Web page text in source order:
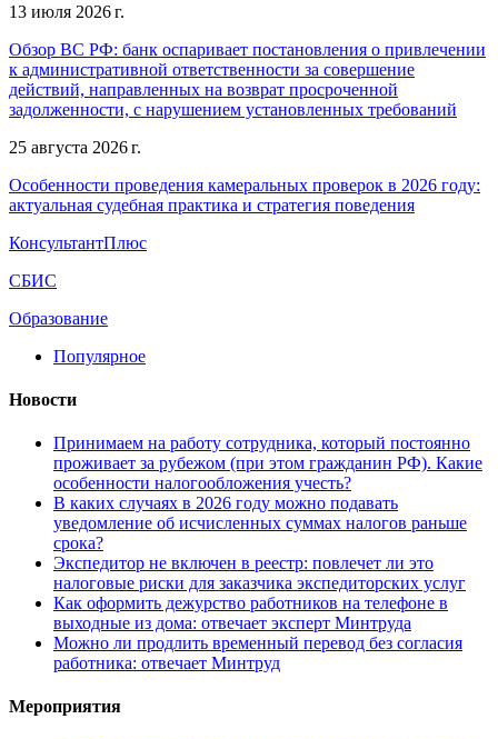
13 июля 2026 г.
Обзор ВС РФ: банк оспаривает постановления о привлечении
к административной ответственности за совершение
действий, направленных на возврат просроченной
задолженности, с нарушением установленных требований
25 августа 2026 г.
Особенности проведения камеральных проверок в 2026 году:
актуальная судебная практика и стратегия поведения
КонсультантПлюс
СБИС
Образование
Популярное
Новости
Принимаем на работу сотрудника, который постоянно
проживает за рубежом (при этом гражданин РФ). Какие
особенности налогообложения учесть?
В каких случаях в 2026 году можно подавать
уведомление об исчисленных суммах налогов раньше
срока?
Экспедитор не включен в реестр: повлечет ли это
налоговые риски для заказчика экспедиторских услуг
Как оформить дежурство работников на телефоне в
выходные из дома: отвечает эксперт Минтруда
Можно ли продлить временный перевод без согласия
работника: отвечает Минтруд
Мероприятия